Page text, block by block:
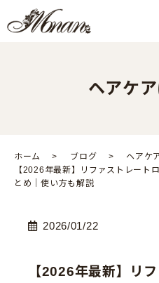
ヘアケ
ホーム ブログ
ヘアケ
【2026年最新】リファストレート
とめ｜使い方も解説
2026/01/22
【2026年最新】リ